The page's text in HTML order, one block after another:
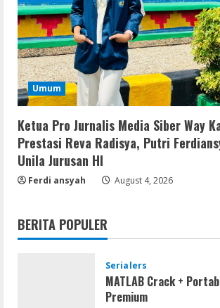
Umum
Ketua Pro Jurnalis Media Siber Way
Prestasi Reva Radisya, Putri
Unila Jurusan HI
Ferdi ansyah August 4, 2026
BERITA POPULER
4
Deluxe Edition Cracked
for Desktop
August 6, 2026
5
Umum
Profil AKBP
Brimob Papua Kini
Kanan
August 5, 2026
1
Serialers
VMware Workstation
Serialers
MATLAB Crack +
Premium